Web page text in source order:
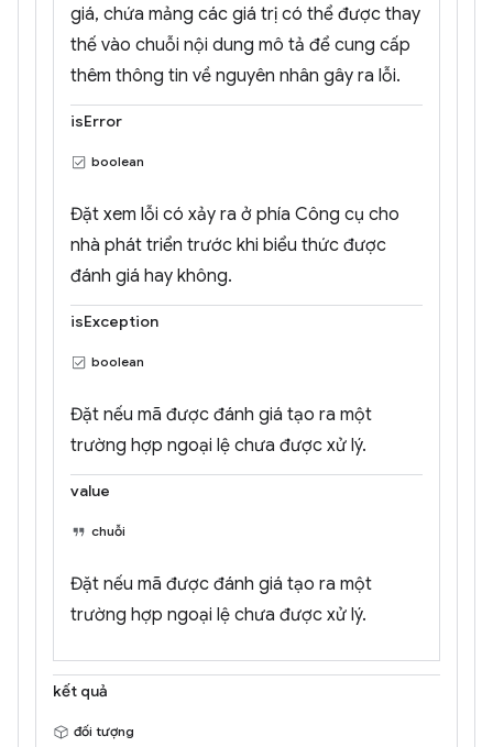
giá, chứa mảng các giá trị có thể được thay
thế vào chuỗi nội dung mô tả để cung cấp
thêm thông tin về nguyên nhân gây ra lỗi.
isError
boolean
Đặt xem lỗi có xảy ra ở phía Công cụ cho
nhà phát triển trước khi biểu thức được
đánh giá hay không.
isException
boolean
Đặt nếu mã được đánh giá tạo ra một
trường hợp ngoại lệ chưa được xử lý.
value
chuỗi
Đặt nếu mã được đánh giá tạo ra một
trường hợp ngoại lệ chưa được xử lý.
kết quả
đối tượng